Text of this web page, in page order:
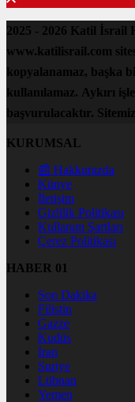
2025 - 2026 Katil İsrail
www.katilisrail.com
kopyalanamaz, başka
kullanılamaz. Aykırı
başvurulacaktır.
KURUMSAL
📰 Hakkımızda
Künye
İletişim
Gizlilik Politikası
Kullanım Şartları
Çerez Politikası
HABER 01
Son Dakika
Filistin
Gazze
Kudüs
İran
Suriye
Lübnan
Yemen